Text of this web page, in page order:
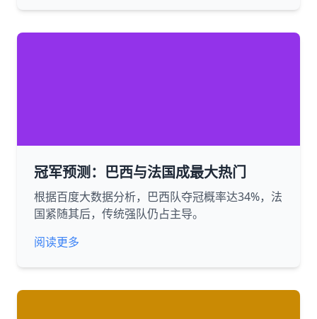
冠军预测：巴西与法国成最大热门
根据百度大数据分析，巴西队夺冠概率达34%，法
国紧随其后，传统强队仍占主导。
阅读更多